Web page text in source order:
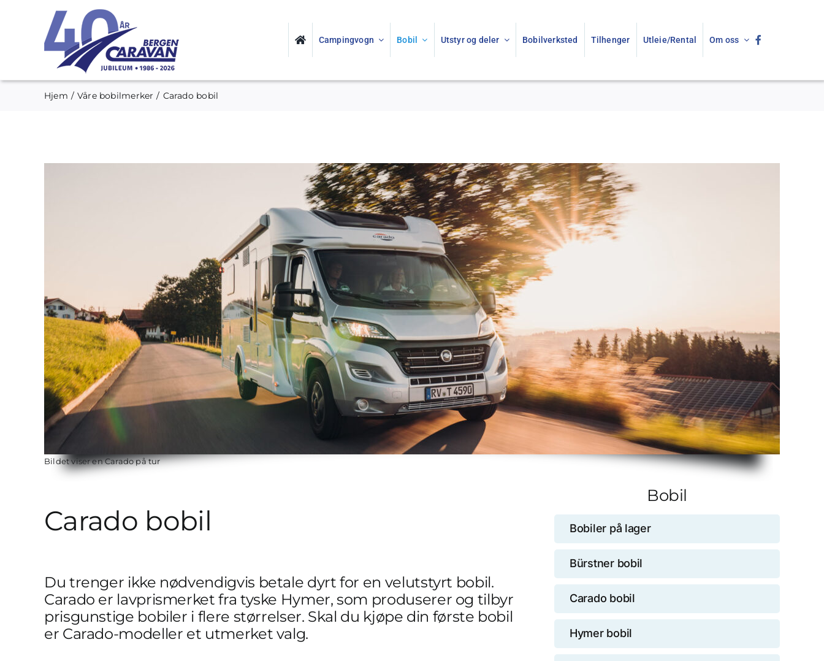
Campingvogn Bobil Utstyr og deler Bobilverksted Tilhenger Utleie/Rental Om oss
Hjem Våre bobilmerker Carado bobil
Bildet viser en Carado på tur
Carado bobil
Du trenger ikke nødvendigvis betale dyrt for en velutstyrt bobil.
Carado er lavprismerket fra tyske Hymer, som produserer og tilbyr
prisgunstige bobiler i flere størrelser. Skal du kjøpe din første bobil
er Carado-modeller et utmerket valg.
Bobil
Bobiler på lager
Bürstner bobil
Carado bobil
Hymer bobil